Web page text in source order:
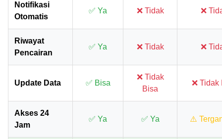
Notifikasi
Otomatis
✅ Ya ❌ Tidak ❌
Riwayat
Pencairan
✅ Ya ❌ Tidak ❌
Update Data ✅ Bisa
❌ Tidak
Bisa
❌ Tidak
Akses 24
Jam
✅ Ya ✅ Ya ⚠️